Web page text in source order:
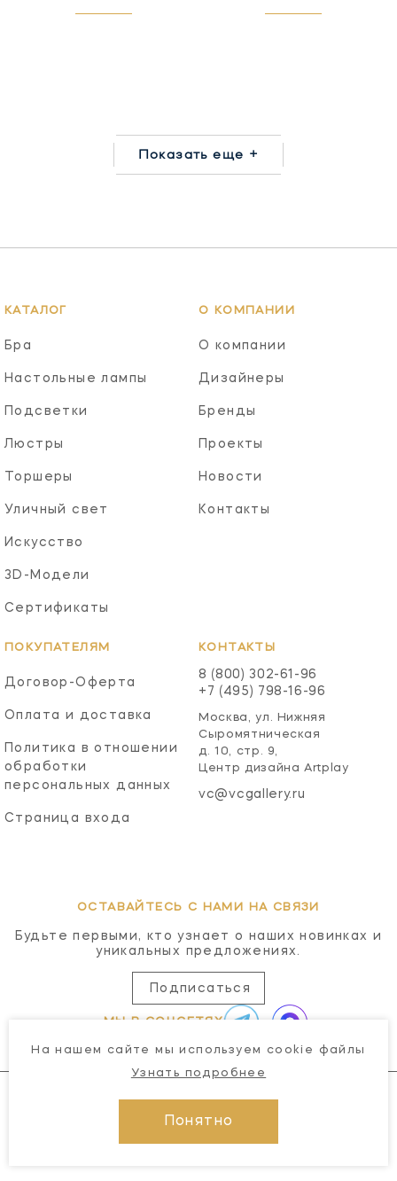
Показать еще +
КАТАЛОГ
Бра
Настольные лампы
Подсветки
Люстры
Торшеры
Уличный свет
Искусство
3D-Модели
Сертификаты
О КОМПАНИИ
О компании
Дизайнеры
Бренды
Проекты
Новости
Контакты
ПОКУПАТЕЛЯМ
Договор-Оферта
Оплата и доставка
Политика в отношении
обработки
персональных данных
Страница входа
КОНТАКТЫ
8 (800) 302-61-96
+7 (495) 798-16-96
Москва, ул. Нижняя
Сыромятническая
д. 10, стр. 9,
Центр дизайна Artplay
vc@vcgallery.ru
ОСТАВАЙТЕСЬ С НАМИ НА СВЯЗИ
Будьте первыми, кто узнает о наших новинках и
уникальных предложениях.
Подписаться
МЫ В СОЦСЕТЯХ
На нашем сайте мы используем cookie файлы
Узнать подробнее
Понятно